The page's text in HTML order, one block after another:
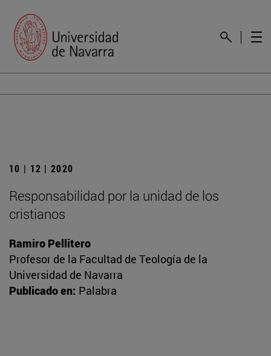
10 | 12 | 2020
Responsabilidad por la unidad de los
cristianos
Ramiro Pellitero
Profesor de la Facultad de Teología de la
Universidad de Navarra
Publicado en: Palabra